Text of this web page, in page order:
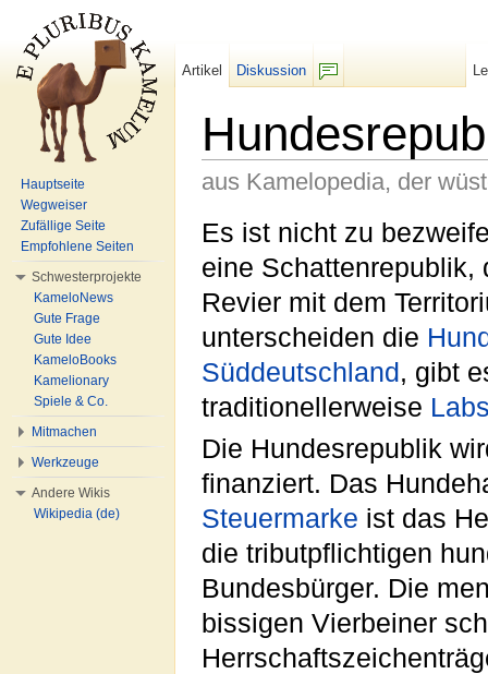
aus Kamelopedia, der
Es ist nicht zu
eine Schattenrepublik,
Revier mit dem
unterscheiden die
Süddeutschland, gibt
traditionellerweise
Die Hundesrepublik
finanziert. Das
Steuermarke ist das
die tributpflichtigen
Bundesbürger. Die
bissigen Vierbeiner
Artikel
Diskussion
Hauptseite
Wegweiser
Zufällige Seite
Empfohlene Seiten
Schwesterprojekte
KameloNews
Gute Frage
Gute Idee
KameloBooks
Kamelionary
Spiele & Co.
Mitmachen
Werkzeuge
Andere Wikis
Wikipedia (de)